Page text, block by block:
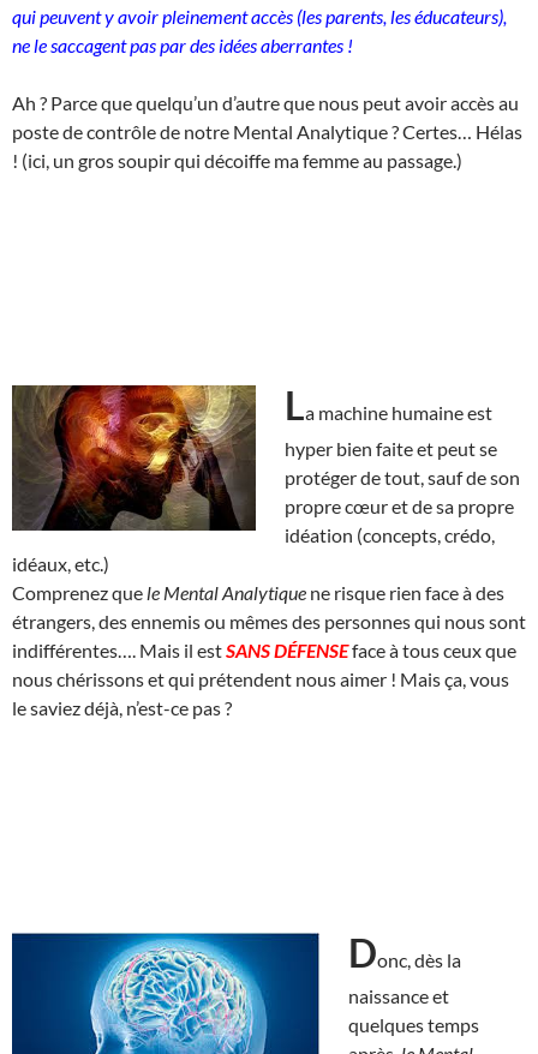
qui peuvent y avoir pleinement accès (les parents, les éducateurs),
ne le saccagent pas par des idées aberrantes !
Ah ? Parce que quelqu’un d’autre que nous peut avoir accès au
poste de contrôle de notre Mental Analytique ? Certes… Hélas
! (ici, un gros soupir qui décoiffe ma femme au passage.)
La machine humaine est
hyper bien faite et peut se
protéger de tout, sauf de son
propre cœur et de sa propre
idéation (concepts, crédo,
idéaux, etc.)
Comprenez que le Mental Analytique ne risque rien face à des
étrangers, des ennemis ou mêmes des personnes qui nous sont
indifférentes…. Mais il estSANS DÉFENSEface à tous ceux que
nous chérissons et qui prétendent nous aimer ! Mais ça, vous
le saviez déjà, n’est-ce pas ?
Donc, dès la
naissance et
quelques temps